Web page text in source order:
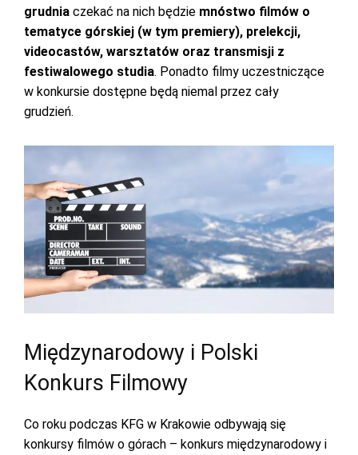
grudnia czekać na nich będzie mnóstwo filmów o
tematyce górskiej (w tym premiery), prelekcji,
videocastów, warsztatów oraz transmisji z
festiwalowego studia. Ponadto filmy uczestniczące
w konkursie dostępne będą niemal przez cały
grudzień.
Międzynarodowy i Polski
Konkurs Filmowy
Co roku podczas KFG w Krakowie odbywają się
konkursy filmów o górach – konkurs międzynarodowy i